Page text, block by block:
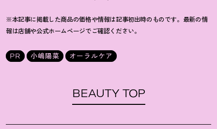
※本記事に掲載した商品の価格や情報は記事初出時のものです。最新の情
報は店舗や公式ホームページでご確認ください。
PR 小嶋陽菜 オーラルケア
BEAUTY TOP